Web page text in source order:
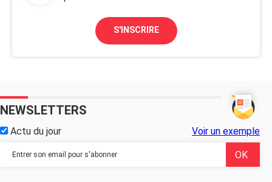
S'INSCRIRE
NEWSLETTERS
Actu du jour Voir un exemple